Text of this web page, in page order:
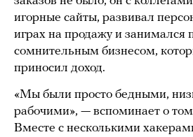
игорные сайты, развивал
играх на продажу и занимался
сомнительным бизнесом,
приносил доход.
«Мы были просто бедными,
рабочими», — вспоминает о
Вместе с несколькими